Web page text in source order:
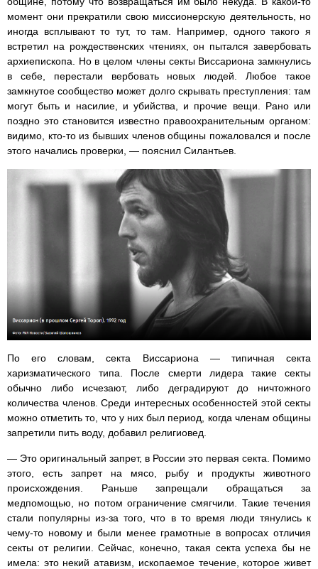
момент они прекратили свою миссионерскую деятельность, но
иногда всплывают то тут, то там. Например, одного такого я
встретил на рождественских чтениях, он пытался завербовать
архиепископа. Но в целом члены секты Виссариона замкнулись
в себе, перестали вербовать новых людей. Любое такое
замкнутое сообщество может долго скрывать преступления: там
могут быть и насилие, и убийства, и прочие вещи. Рано или
поздно это становится известно правоохранительным органом:
видимо, кто-то из бывших членов общины пожаловался и после
этого начались проверки, — пояснил Силантьев.
По его словам, секта Виссариона — типичная секта
харизматического типа. После смерти лидера такие секты
обычно либо исчезают, либо деградируют до ничтожного
количества членов. Среди интересных особенностей этой секты
можно отметить то, что у них был период, когда членам общины
запретили пить воду, добавил религиовед.
— Это оригинальный запрет, в России это первая секта. Помимо
этого, есть запрет на мясо, рыбу и продукты животного
происхождения. Раньше запрещали обращаться за
медпомощью, но потом ограничение смягчили. Такие течения
стали популярны из-за того, что в то время люди тянулись к
чему-то новому и были менее грамотные в вопросах отличия
секты от религии. Сейчас, конечно, такая секта успеха бы не
имела: это некий атавизм, ископаемое течение, которое живет